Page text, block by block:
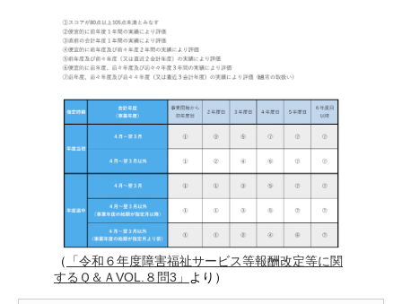
（
「令和６年度障害福祉サービス等報酬改定等に関
するＱ＆ＡVOL.８問3」
より）